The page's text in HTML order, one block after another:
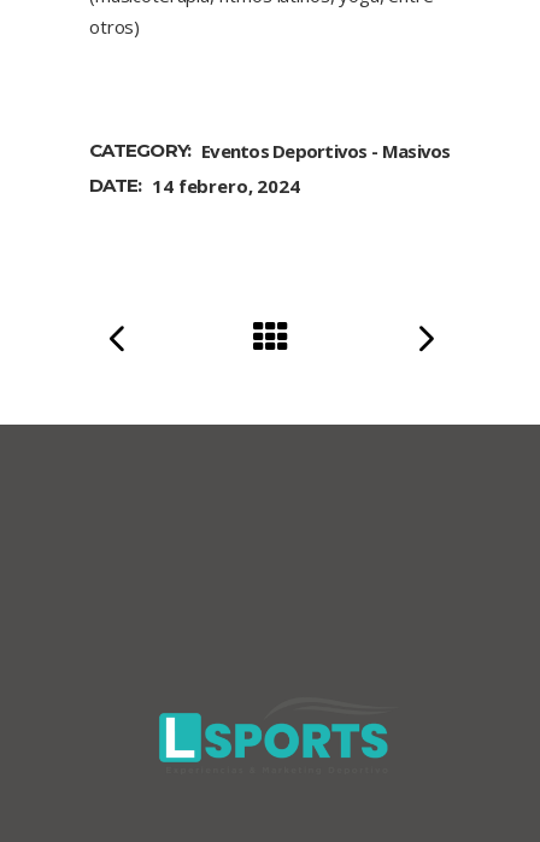
otros)
CATEGORY: Eventos Deportivos Masivos
DATE: 14 febrero, 2024